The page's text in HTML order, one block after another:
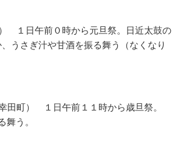
１日午前０時から元旦祭。日近太鼓の
うさぎ汁や甘酒を振る舞う（なくなり
田町）
１日午前１１時から歳旦祭。
舞う。